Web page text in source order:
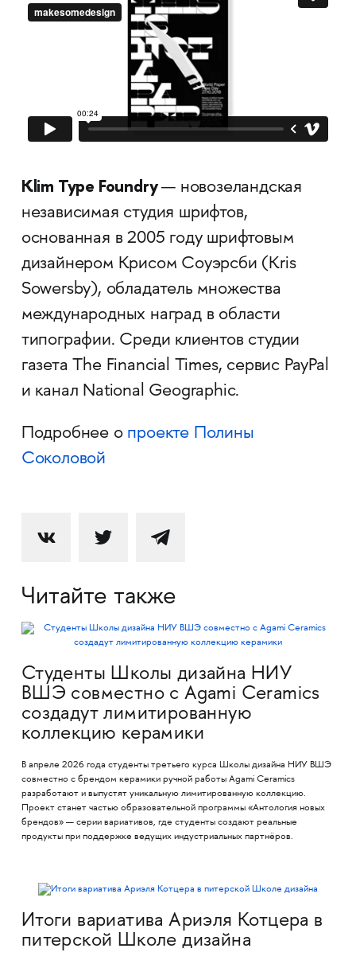
Klim Type Foundry— новозеландская
независимая студия шрифтов,
основанная в 2005 году шрифтовым
дизайнером Крисом Соуэрсби (Kris
Sowersby), обладатель множества
международных наград в области
типографии. Среди клиентов студии
газета The Financial Times, сервис PayPal
и канал National Geographic.
Подробнее о проекте Полины
Соколовой
Читайте также
Студенты Школы дизайна НИУ
ВШЭ совместно с Agami Ceramics
создадут лимитированную
коллекцию керамики
В апреле 2026 года студенты третьего курса Школы дизайна НИУ ВШЭ
совместно с брендом керамики ручной работы Agami Ceramics
разработают и выпустят уникальную лимитированную коллекцию.
Проект станет частью образовательной программы «Антология новых
брендов» — серии вариативов, где студенты создают реальные
продукты при поддержке ведущих индустриальных партнёров.
Итоги вариатива Ариэля Котцера в
питерской Школе дизайна